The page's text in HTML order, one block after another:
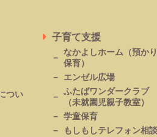
つい
子育て支援
なかよしホーム （預かり
保育）
エンゼル広場
ふたばワンダークラブ
（未就園児親子教室）
学童保育
もしもしテレフォン相談